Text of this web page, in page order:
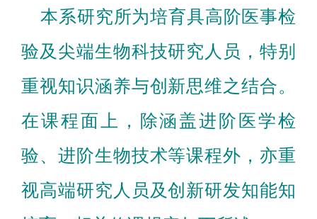
本系研究所为培育具高阶医事检
验及尖端生物科技研究人员，特别
重视知识涵养与创新思维之结合。
在课程面上，除涵盖进阶医学检
验、进阶生物技术等课程外，亦重
视高端研究人员及创新研发知能知